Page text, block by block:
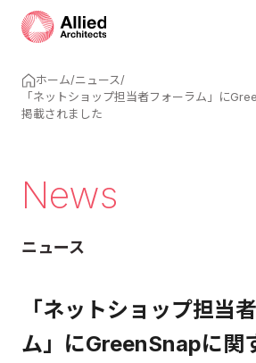
ホーム/ニュース/
「ネットショップ担当者フォーラム」に
掲載されました
News
ニュース
「ネットショップ担当
ム」にGreenSnapに関